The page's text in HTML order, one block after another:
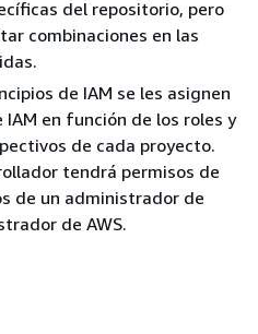
del repositorio, pero
combinaciones en las
de IAM se les asignen
en función de los roles y
de cada proyecto.
tendrá permisos de
de un administrador de
de AWS.